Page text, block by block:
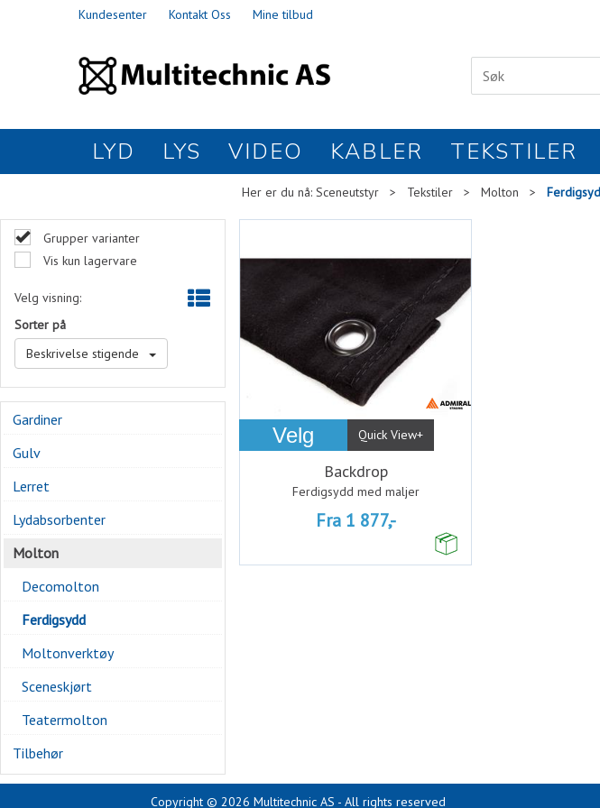
Kundesenter Kontakt Oss Mine tilbud
LYD LYS VIDEO KABLER TEKSTILER
Her er du nå: Sceneutstyr > Tekstiler > Molton >
Grupper varianter
Vis kun lagervare
Velg visning:
Sorter på
Beskrivelse stigende
Gardiner
Gulv
Lerret
Lydabsorbenter
Molton
Decomolton
Ferdigsydd
Moltonverktøy
Sceneskjørt
Teatermolton
Tilbehør
Velg Quick View+
Backdrop
Ferdigsydd med maljer
Fra 1 877,-
Copyright © 2026 Multitechnic AS - All rights reserved